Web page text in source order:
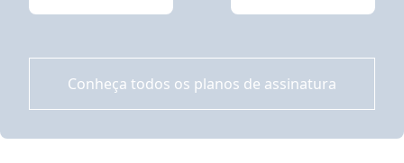
Conheça todos os planos de assinatura